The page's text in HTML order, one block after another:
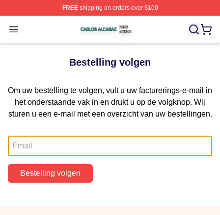
FREEshipping on orders over $100
Open menu
Carlos Alcaraz Shop ⚡️ Officially Licensed Carlos
Bestelling volgen
Om uw bestelling te volgen, vult u uw facturerings-e-mail in
het onderstaande vak in en drukt u op de volgknop. Wij
sturen u een e-mail met een overzicht van uw bestellingen.
Bestelling volgen